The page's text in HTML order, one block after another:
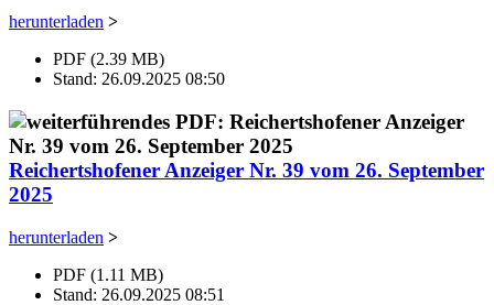
herunterladen >
PDF (2.39 MB)
Stand: 26.09.2025 08:50
Reichertshofener Anzeiger Nr. 39 vom 26. September
2025
herunterladen >
PDF (1.11 MB)
Stand: 26.09.2025 08:51